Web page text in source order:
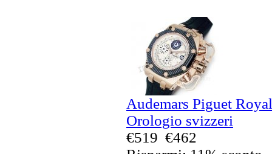
Audemars Piguet
Orologio svizzeri
€519 €462